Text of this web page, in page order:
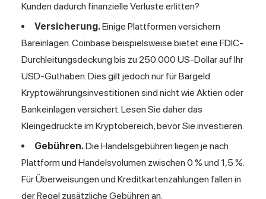
Kunden dadurch finanzielle Verluste erlitten?
Versicherung.Einige Plattformen versichern
Bareinlagen. Coinbase beispielsweise bietet eine FDIC-
Durchleitungsdeckung bis zu 250.000 US-Dollar auf Ihr
USD-Guthaben. Dies gilt jedoch nur für Bargeld.
Kryptowährungsinvestitionen sind nicht wie Aktien oder
Bankeinlagen versichert. Lesen Sie daher das
Kleingedruckte im Kryptobereich, bevor Sie investieren.
Gebühren.Die Handelsgebühren liegen je nach
Plattform und Handelsvolumen zwischen 0 % und 1,5 %.
Für Überweisungen und Kreditkartenzahlungen fallen in
der Regel zusätzliche Gebühren an.